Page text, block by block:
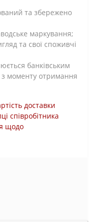
та збережено
маркування;
та свої споживчі
банківським
з моменту отримання
доставки
співробітника
щодо